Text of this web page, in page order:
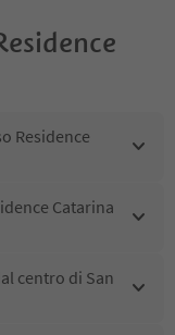
Residence
Catarina
centro di San